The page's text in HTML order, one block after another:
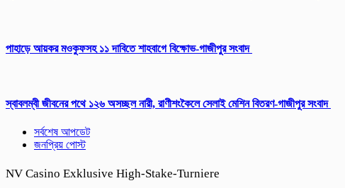
পাহাড়ে আয়কর মওকুফসহ ১১ দাবিতে শাহবাগে বিক্ষোভ-গাজীপুর সংবাদ
স্বাবলম্বী জীবনের পথে ১২৬ অসচ্ছল নারী, রাণীশংকৈলে সেলাই মেশিন বিতরণ-গাজীপুর সংবাদ
সর্বশেষ আপডেট
জনপ্রিয় পোস্ট
NV Casino Exklusive High-Stake-Turniere